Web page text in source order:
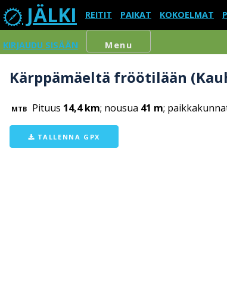
JÄLKI REITIT PAIKAT KOKOELMAT
KIRJAUDU SISÄÄN Menu
Kärppämäeltä fröötilään
MTB Pituus 14,4 km; nousua 41 m;
TALLENNA GPX